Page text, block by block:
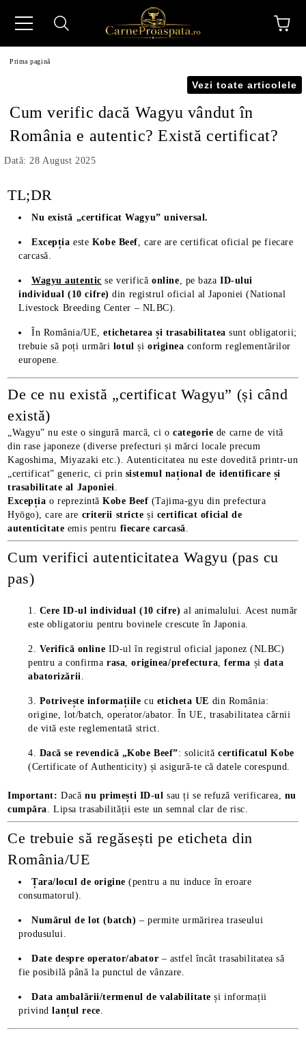
30%
Prima pagină
Vezi toate articolele
Cum verific dacă Wagyu vândut în
România e autentic? Există certificat?
Dată: 28 August 2025
TL;DR
Nu există „certificat Wagyu” universal.
Excepția este Kobe Beef, care are certificat oficial pe fiecare
carcasă.
Wagyu autentic se verificăonline, pe bazaID-ului
individual (10 cifre) din registrul oficial al Japoniei (National
Livestock Breeding Center – NLBC).
În România/UE,etichetarea și trasabilitatea sunt obligatorii;
trebuie să poți urmări lotul și originea conform reglementărilor
europene.
De ce nu există „certificat Wagyu” (și când
există)
„Wagyu” nu este o singură marcă, ci ocategorie de carne de vită
din rase japoneze (diverse prefecturi și mărci locale precum
Kagoshima, Miyazaki etc.). Autenticitatea nu este dovedită printr-un
„certificat” generic, ci prin sistemul național de identificare și
trasabilitate al Japoniei.
Excepția o reprezintăKobe Beef (Tajima-gyu din prefectura
Hyōgo), care are criterii stricte și certificat oficial de
autenticitate emis pentru fiecare carcasă.
Cum verifici autenticitatea Wagyu (pas cu
pas)
Cere ID-ul individual (10 cifre) al animalului. Acest număr
este obligatoriu pentru bovinele crescute în Japonia.
Verifică online ID-ul în registrul oficial japonez (NLBC)
pentru a confirmarasa,originea/prefectura,ferma șidata
abatorizării.
Potrivește informațiile cu eticheta UE din România:
origine, lot/batch, operator/abator. În UE, trasabilitatea cărnii
de vită este reglementată strict.
Dacă se revendică „Kobe Beef”: solicităcertificatul Kobe
(Certificate of Authenticity) și asigură-te că datele corespund.
Important: Dacă nu primești ID-ul sau ți se refuză verificarea, nu
cumpăra. Lipsa trasabilității este un semnal clar de risc.
Ce trebuie să regăsești pe eticheta din
România/UE
Țara/locul de origine (pentru a nu induce în eroare
consumatorul).
Numărul de lot (batch) – permite urmărirea traseului
produsului.
Date despre operator/abator – astfel încât trasabilitatea să
fie posibilă până la punctul de vânzare.
Data ambalării/termenul de valabilitate și informații
privindlanțul rece.